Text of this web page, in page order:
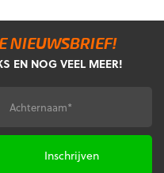
NIEUWSBRIEF!
EN NOG VEEL MEER!
Achternaam*